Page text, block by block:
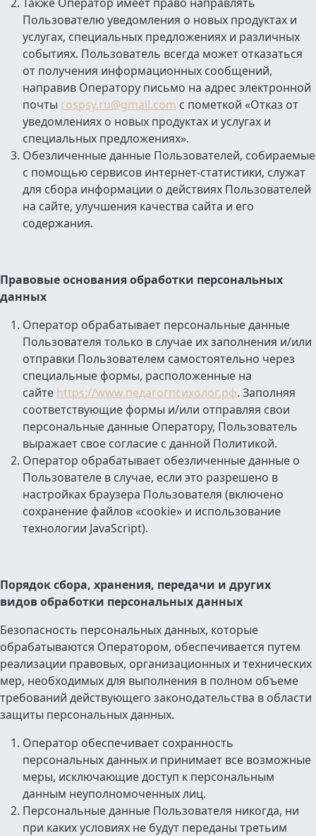
Пользователю уведомления о новых продуктах и
услугах, специальных предложениях и различных
событиях. Пользователь всегда может отказаться
от получения информационных сообщений,
направив Оператору письмо на адрес электронной
почты rospsy.ru@gmail.com с пометкой «Отказ от
уведомлениях о новых продуктах и услугах и
специальных предложениях».
Обезличенные данные Пользователей, собираемые
с помощью сервисов интернет-статистики, служат
для сбора информации о действиях Пользователей
на сайте, улучшения качества сайта и его
содержания.
Правовые основания обработки персональных
данных
Оператор обрабатывает персональные данные
Пользователя только в случае их заполнения и/или
отправки Пользователем самостоятельно через
специальные формы, расположенные на
сайте https://www.педагогпсихолог.рф. Заполняя
соответствующие формы и/или отправляя свои
персональные данные Оператору, Пользователь
выражает свое согласие с данной Политикой.
Оператор обрабатывает обезличенные данные о
Пользователе в случае, если это разрешено в
настройках браузера Пользователя (включено
сохранение файлов «cookie» и использование
технологии JavaScript).
Порядок сбора, хранения, передачи и других
видов обработки персональных данных
Безопасность персональных данных, которые
обрабатываются Оператором, обеспечивается путем
реализации правовых, организационных и технических
мер, необходимых для выполнения в полном объеме
требований действующего законодательства в области
защиты персональных данных.
Оператор обеспечивает сохранность
персональных данных и принимает все возможные
меры, исключающие доступ к персональным
данным неуполномоченных лиц.
Персональные данные Пользователя никогда, ни
при каких условиях не будут переданы третьим